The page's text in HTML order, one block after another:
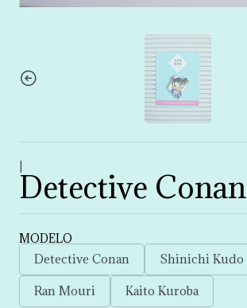
Detective Conan
MODELO
Detective Conan
Shinichi Kudo
Ran Mouri Kaito Kuroba